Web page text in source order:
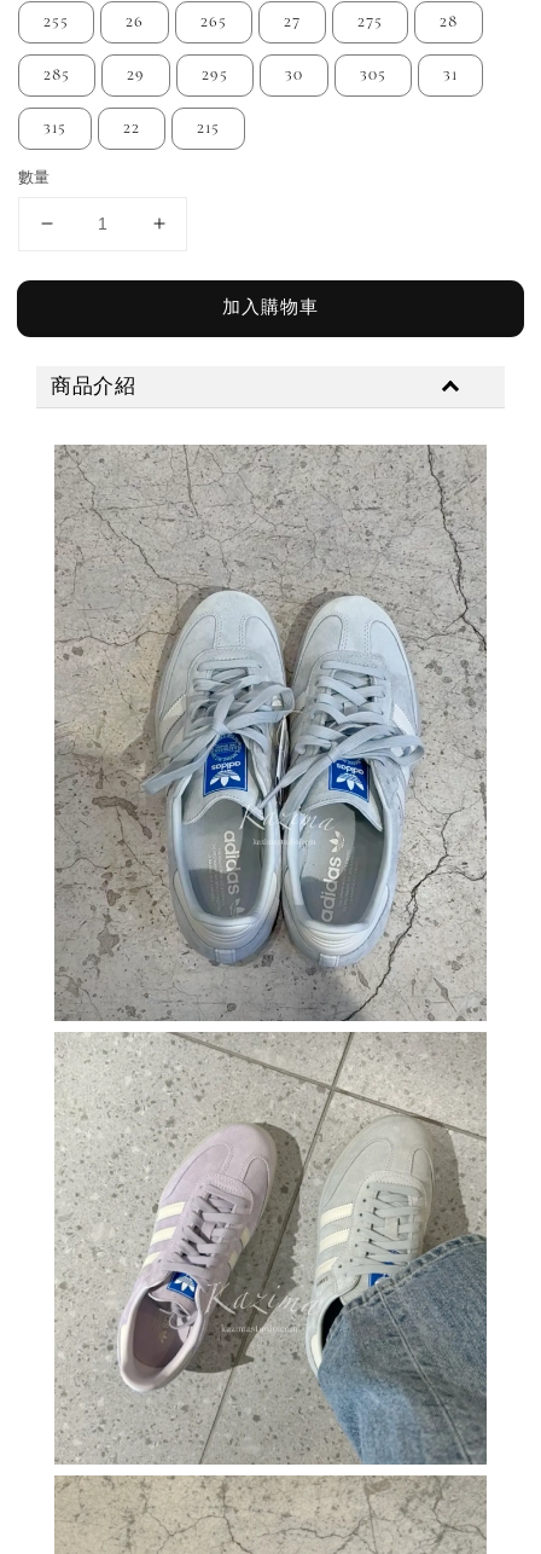
255 26 265 27 275 28
285 29 295 30 305 31
315 22 215
數量
加入購物車
商品介紹